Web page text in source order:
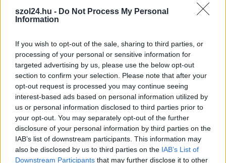
szol24.hu - Do Not Process My Personal
Information
If you wish to opt-out of the sale, sharing to third parties, or
processing of your personal or sensitive information for
targeted advertising by us, please use the below opt-out
section to confirm your selection. Please note that after your
opt-out request is processed you may continue seeing
interest-based ads based on personal information utilized by
us or personal information disclosed to third parties prior to
your opt-out. You may separately opt-out of the further
disclosure of your personal information by third parties on the
IAB’s list of downstream participants. This information may
also be disclosed by us to third parties on the IAB’s List of
Downstream Participants that may further disclose it to other
Kapcsolódó cikkek